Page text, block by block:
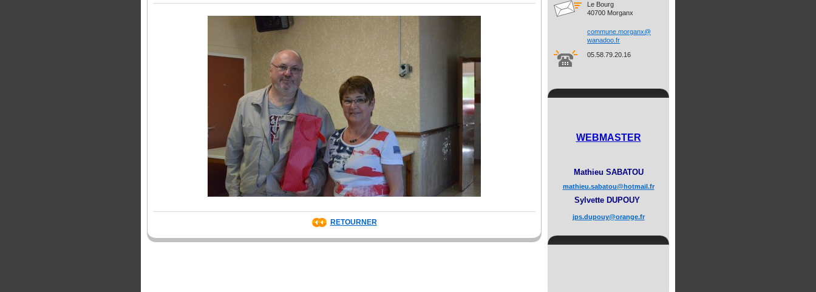
RETOURNER
Le Bourg
40700 Morganx
commune. morganx@
wanadoo. fr
05.58.79.20.16
WEBMASTER
Mathieu SABATOU
mathieu.sabatou@hotmail.fr
Sylvette DUPOUY
jps.dupouy@orange.fr